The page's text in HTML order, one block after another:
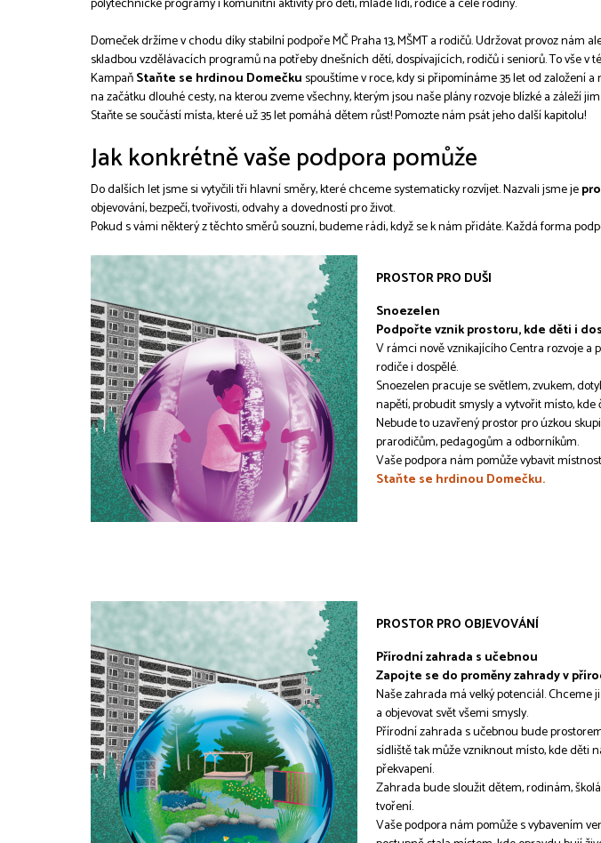
Domeček držíme v chodu díky stabilní podpoře MČ Praha 13, MŠMT a rodičů. Udržovat provoz
skladbou vzdělávacích programů na potřeby dnešních dětí, dospívajících, rodičů i seniorů. To vše
KampaňStaňte se hrdinou Domečku spouštíme v roce, kdy si připomínáme 35 let od založení
na začátku dlouhé cesty, na kterou zveme všechny, kterým jsou naše plány rozvoje blízké a záleží
Staňte se součástí místa, které už 35 let pomáhá dětem růst! Pomozte nám psát jeho další kapitolu!
Jak konkrétně vaše podpora pomůže
Do dalších let jsme si vytyčili tři hlavní směry, které chceme systematicky rozvíjet. Nazvali jsme je
objevování, bezpečí, tvořivosti, odvahy a dovedností pro život.
Pokud s vámi některý z těchto směrů souzní, budeme rádi, když se k nám přidáte. Každá forma
PROSTOR PRO DUŠI
Snoezelen
Podpořte vznik prostoru, kde děti i
V rámci nově vznikajícího Centra rozvoje
rodiče i dospělé.
Snoezelen pracuje se světlem, zvukem,
napětí, probudit smysly a vytvořit místo,
Nebude to uzavřený prostor pro úzkou
prarodičům, pedagogům a odborníkům.
Vaše podpora nám pomůže vybavit
Staňte se hrdinou Domečku.
PROSTOR PRO OBJEVOVÁNÍ
Přírodní zahrada s učebnou
Zapojte se do proměny zahrady v
Naše zahrada má velký potenciál. Chceme
a objevovat svět všemi smysly.
Přírodní zahrada s učebnou bude
sídliště tak může vzniknout místo, kde děti
překvapení.
Zahrada bude sloužit dětem, rodinám,
tvoření.
Vaše podpora nám pomůže s vybavením